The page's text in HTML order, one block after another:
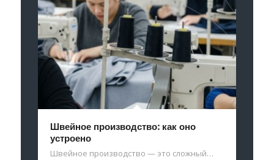
Швейное производство: как оно
устроено
Швейное производство — это сложный…